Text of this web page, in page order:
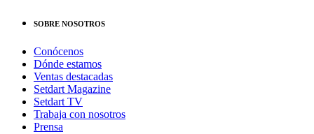
SOBRE NOSOTROS
Conócenos
Dónde estamos
Ventas destacadas
Setdart Magazine
Setdart TV
Trabaja con nosotros
Prensa